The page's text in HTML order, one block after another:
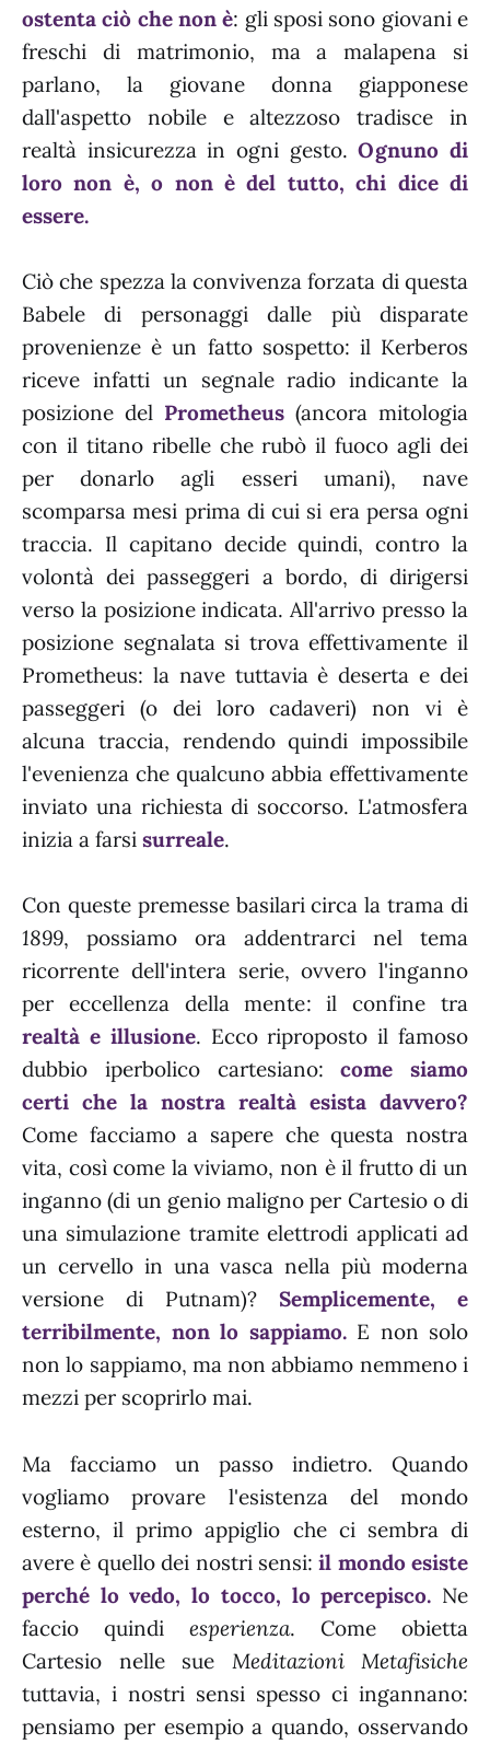
ostenta ciò che non è: gli sposi sono giovani e
freschi di matrimonio, ma a malapena si
parlano, la giovane donna giapponese
dall'aspetto nobile e altezzoso tradisce in
realtà insicurezza in ogni gesto.Ognuno di
loro non è, o non è del tutto, chi dice di
essere.
Ciò che spezza la convivenza forzata di questa
Babele di personaggi dalle più disparate
provenienze è un fatto sospetto: il Kerberos
riceve infatti un segnale radio indicante la
posizione del Prometheus (ancora mitologia
con il titano ribelle che rubò il fuoco agli dei
per donarlo agli esseri umani), nave
scomparsa mesi prima di cui si era persa ogni
traccia. Il capitano decide quindi, contro la
volontà dei passeggeri a bordo, di dirigersi
verso la posizione indicata. All'arrivo presso la
posizione segnalata si trova effettivamente il
Prometheus: la nave tuttavia è deserta e dei
passeggeri (o dei loro cadaveri) non vi è
alcuna traccia, rendendo quindi impossibile
l'evenienza che qualcuno abbia effettivamente
inviato una richiesta di soccorso. L'atmosfera
inizia a farsi surreale.
Con queste premesse basilari circa la trama di
1899, possiamo ora addentrarci nel tema
ricorrente dell'intera serie, ovvero l'inganno
per eccellenza della mente: il confine tra
realtà e illusione. Ecco riproposto il famoso
dubbio iperbolico cartesiano:come siamo
certi che la nostra realtà esista davvero?
Come facciamo a sapere che questa nostra
vita, così come la viviamo, non è il frutto di un
inganno (di un genio maligno per Cartesio o di
una simulazione tramite elettrodi applicati ad
un cervello in una vasca nella più moderna
versione di Putnam)? Semplicemente, e
terribilmente, non lo sappiamo.E non solo
non lo sappiamo, ma non abbiamo nemmeno i
mezzi per scoprirlo mai.
Ma facciamo un passo indietro. Quando
vogliamo provare l'esistenza del mondo
esterno, il primo appiglio che ci sembra di
avere è quello dei nostri sensi:il mondo esiste
perché lo vedo, lo tocco, lo percepisco. Ne
faccio quindi esperienza. Come obietta
Cartesio nelle sue Meditazioni Metafisiche
tuttavia, i nostri sensi spesso ci ingannano:
pensiamo per esempio a quando, osservando